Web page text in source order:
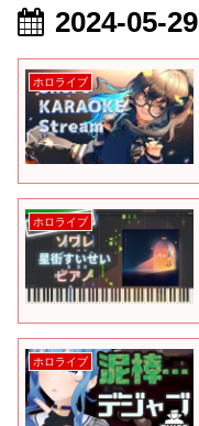
2024-05-29
ホロライブ
ホロライブ
ホロライブ